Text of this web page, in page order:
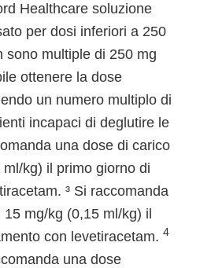
Healthcare soluzione
per dosi inferiori a 250
sono multiple di 250 mg
ottenere la dose
un numero multiplo di
incapaci di deglutire le
una dose di carico
kg) il primo giorno di
³ Si raccomanda
mg/kg (0,15 ml/kg) il
con levetiracetam. 4
una dose